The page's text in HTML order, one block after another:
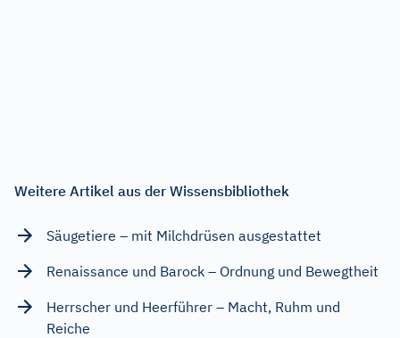
Weitere Artikel aus der Wissensbibliothek
Säugetiere – mit Milchdrüsen ausgestattet
Renaissance und Barock – Ordnung und Bewegtheit
Herrscher und Heerführer – Macht, Ruhm und
Reiche